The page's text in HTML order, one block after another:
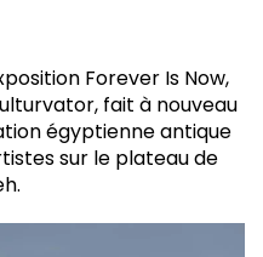
Forever Is Now,
fait à nouveau
égyptienne antique
sur le plateau de